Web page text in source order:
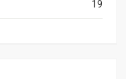
19